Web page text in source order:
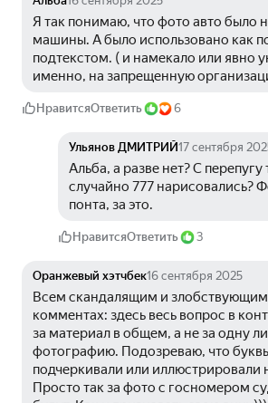
Я так понимаю, что фото авто было
машины. А было использовано как
подтекстом. ( и намекало или явно
именно, на запрещенную
НравитсяОтветить 6
Ульянов ДМИТРИЙ17 сентября
Альба, а разве нет? С
случайно 777 нарисовались?
понта, за это.
НравитсяОтветить 3
Оранжевый хэтчбек16 сентября 2025
Всем скандалящим и
комментах: здесь весь вопрос в
за материал в общем, а не за одну
фотографию. Подозреваю, что
подчеркивали или иллюстрировали
Просто так за фото с госномером